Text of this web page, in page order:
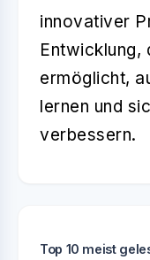
innovativer
Entwicklung,
ermöglicht,
lernen und
verbessern.
Top 10 meist